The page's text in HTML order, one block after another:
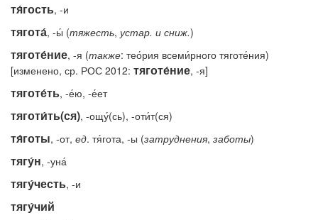
тя́гость, -и
тягота́, -ы́ (тяжесть, устар. и сниж.)
тяготе́ние, -я (также: тео́рия всеми́рного тяготе́ния)
[изменено, ср. РОС 2012: тяготе́ние, -я]
тяготе́ть, -е́ю, -е́ет
тяготи́ть(ся), -ощу́(сь), -оти́т(ся)
тя́готы, -от, ед. тя́гота, -ы (затруднения, заботы)
тягу́н, -уна́
тягу́честь, -и
тягу́чий